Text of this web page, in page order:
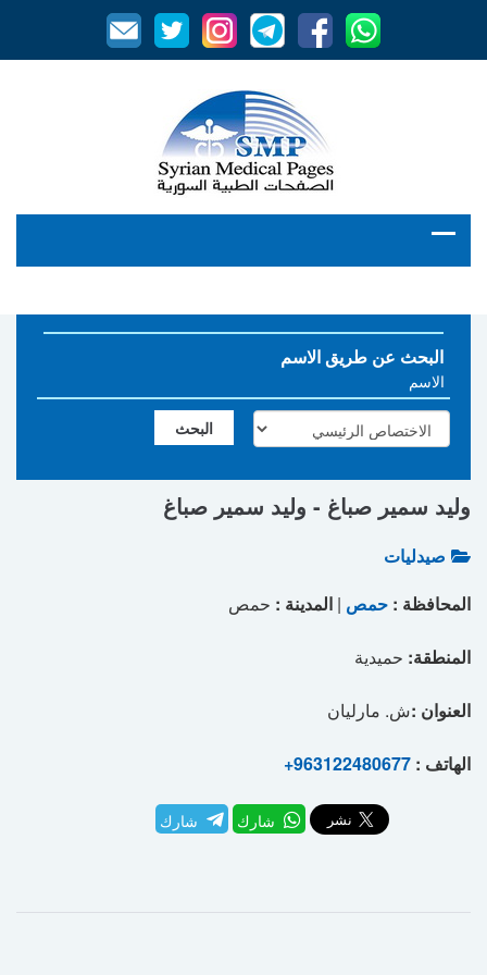
البحث عن طريق الاسم
وليد سمير صباغ - وليد سمير صباغ
صيدليات
المحافظة : حمص | المدينة : حمص
المنطقة: حميدية
العنوان :ش. مارليان
الهاتف : +963122480677
شارك شارك